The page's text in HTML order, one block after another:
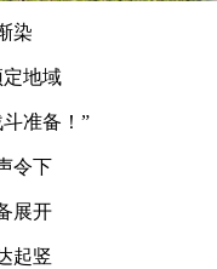
染
地域
准备！”
令下
展开
起竖